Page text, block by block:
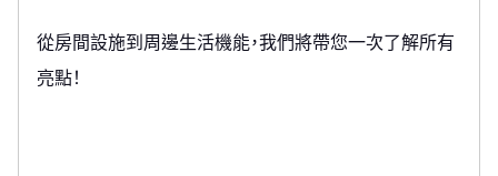
從房間設施到周邊生活機能，我們將帶您一次了解所有
亮點！